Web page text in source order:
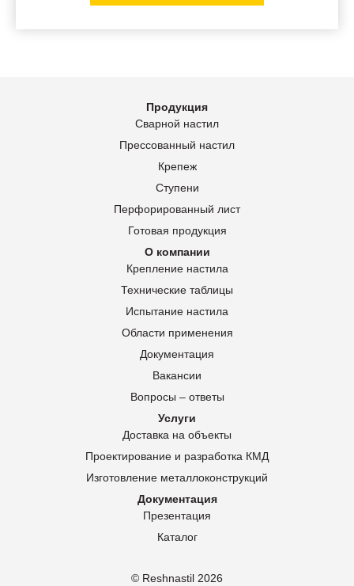
© Reshnastil 2026
Продукция
Сварной настил
Прессованный настил
Крепеж
Ступени
Перфорированный лист
Готовая продукция
О компании
Крепление настила
Технические таблицы
Испытание настила
Области применения
Документация
Вакансии
Вопросы – ответы
Услуги
Доставка на объекты
Проектирование и разработка КМД
Изготовление металлоконструкций
Документация
Презентация
Каталог